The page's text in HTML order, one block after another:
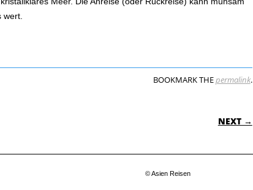
BOOKMARK THEpermalink.
NEXT →
© Asien Reisen